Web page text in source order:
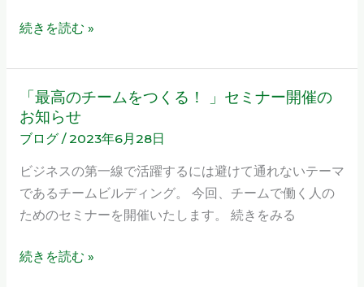
ム
つ
く
る！」
参
者
募
集
年
続きを読む »
「最高のチームをつくる！ 」セミナー開催の
お知らせ
ブログ/2023年6月28日
ビジネスの第一線で活躍するには避けて通れないテーマ
であるチームビルディング。 今回、チームで働く人の
ためのセミナーを開催いたします。 続きをみる
「最
高
の
チ
ー
ム
つ
続きを読む »